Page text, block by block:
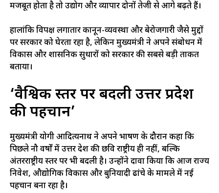
मजबूत होता है तो उद्योग और व्यापार दोनों तेजी से आगे बढ़ते हैं।
हालांकि विपक्ष लगातार कानून-व्यवस्था और बेरोजगारी जैसे मुद्दों
पर सरकार को घेरता रहा है, लेकिन मुख्यमंत्री ने अपने संबोधन में
विकास और प्रशासनिक सुधारों को सरकार की सबसे बड़ी ताकत
बताया।
‘वैश्विक स्तर पर बदली उत्तर प्रदेश
की पहचान’
मुख्यमंत्री योगी आदित्यनाथ ने अपने भाषण के दौरान कहा कि
पिछले नौ वर्षों में उत्तर प्रदेश की छवि राष्ट्रीय ही नहीं, बल्कि
अंतरराष्ट्रीय स्तर पर भी बदली है। उन्होंने दावा किया कि आज राज्य
निवेश, औद्योगिक विकास और बुनियादी ढांचे के मामले में नई
पहचान बना रहा है।